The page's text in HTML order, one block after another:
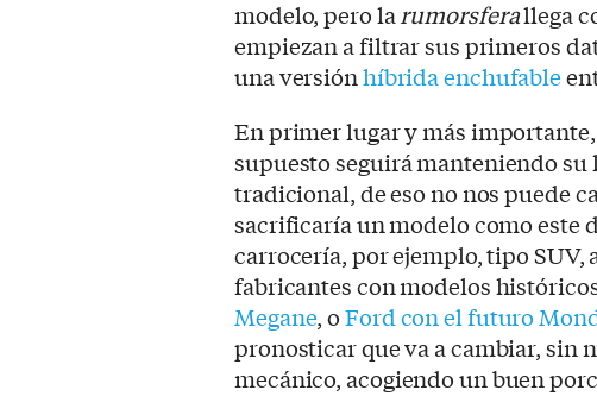
modelo, pero la rumorsferallega
empiezan a filtrar sus primeros
una versiónhíbrida enchufable
En primer lugar y más
supuesto seguirá manteniendo su
tradicional, de eso no nos puede
sacrificaría un modelo como este
carrocería, por ejemplo, tipo SUV,
fabricantes con modelos
Megane, oFord con el futuro
pronosticar que va a cambiar, sin
mecánico, acogiendo un buen